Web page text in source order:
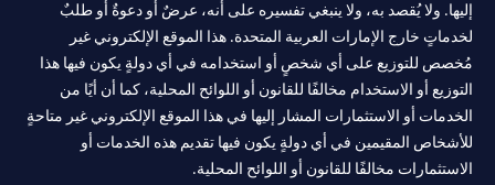
إليها. ولا يُقصد به، ولا ينبغي تفسيره على أنه، عرضٌ أو دعوةٌ أو طلبٌ
لخدماتٍ خارج الإمارات العربية المتحدة. هذا الموقع الإلكتروني غير
مُخصص للتوزيع على أي شخصٍ أو استخدامه في أي دولةٍ يكون فيها هذا
التوزيع أو الاستخدام مخالفًا للقانون أو اللوائح المحلية، كما أن أيًا من
الخدمات أو الاستثمارات المشار إليها في هذا الموقع الإلكتروني غير متاحةٍ
للأشخاص المقيمين في أي دولةٍ يكون فيها تقديم هذه الخدمات أو
الاستثمارات مخالفًا للقانون أو اللوائح المحلية.